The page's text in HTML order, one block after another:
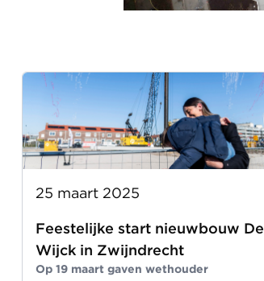
25 maart 2025
Feestelijke start nieuwbouw De
Wijck in Zwijndrecht
Op 19 maart gaven wethouder